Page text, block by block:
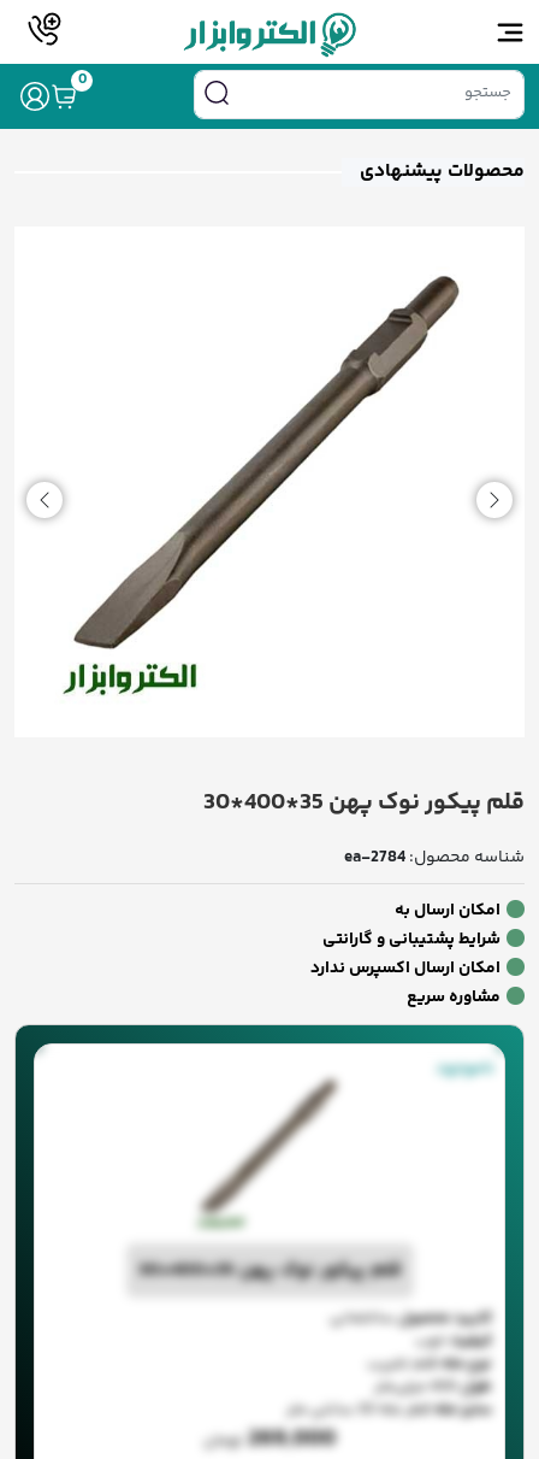
0
خانه/لوازم جانبی / قلم پیکور نوک پهن 35*400*30
محصولات پیشنهادی
قلم پیکور نوک پهن 35*400*30
شناسه محصول:ea-2784
امکان ارسال به
شرایط پشتیبانی و گارانتی
امکان ارسال اکسپرس ندارد
مشاوره سریع
ناموجود
قلم پیکور نوک پهن 35*400*30
کاربرد محصولساختمانی
کیفیت خوب
نوع متهقلم تخریب
طول 400 میلی‌متر
سایز متهقطر مته 30 سانتی متر
269,000 تومان